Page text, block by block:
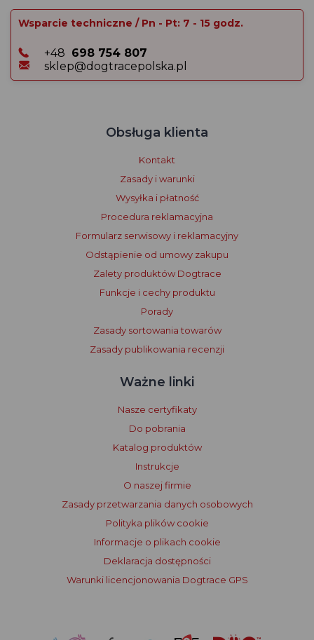
Wsparcie techniczne / Pn - Pt: 7 - 15 godz.
+48 698 754 807
sklep@dogtracepolska.pl
Obsługa klienta
Kontakt
Zasady i warunki
Wysyłka i płatność
Procedura reklamacyjna
Formularz serwisowy i reklamacyjny
Odstąpienie od umowy zakupu
Zalety produktów Dogtrace
Funkcje i cechy produktu
Porady
Zasady sortowania towarów
Zasady publikowania recenzji
Ważne linki
Nasze certyfikaty
Do pobrania
Katalog produktów
Instrukcje
O naszej firmie
Zasady przetwarzania danych osobowych
Polityka plików cookie
Informacje o plikach cookie
Deklaracja dostępności
Warunki licencjonowania Dogtrace GPS